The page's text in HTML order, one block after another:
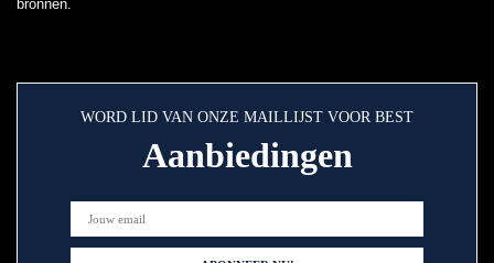
bronnen.
WORD LID VAN ONZE MAILLIJST VOOR BEST
Aanbiedingen